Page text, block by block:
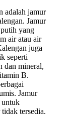
adalah jamur
Jamur
yang
air atau air
juga
seperti
dan mineral,
B.
Jamur
untuk
tersedia.